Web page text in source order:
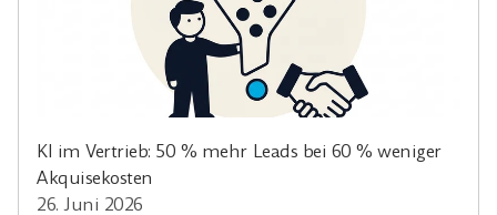
KI im Vertrieb: 50 % mehr Leads bei 60 % weniger
Akquisekosten
26. Juni 2026